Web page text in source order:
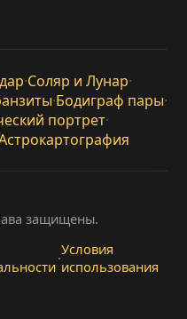
·Соляр и Лунар·
·Бодиграф пары·
портрет·
защищены.
·Условия
использования